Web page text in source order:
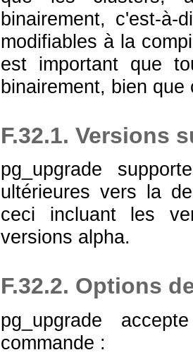
binairement, c'est-
modifiables à la
est important que
binairement, bien
F.32.1. Versions
pg_upgrade
ultérieures vers la
ceci incluant les
versions alpha.
F.32.2. Options
pg_upgrade
commande :